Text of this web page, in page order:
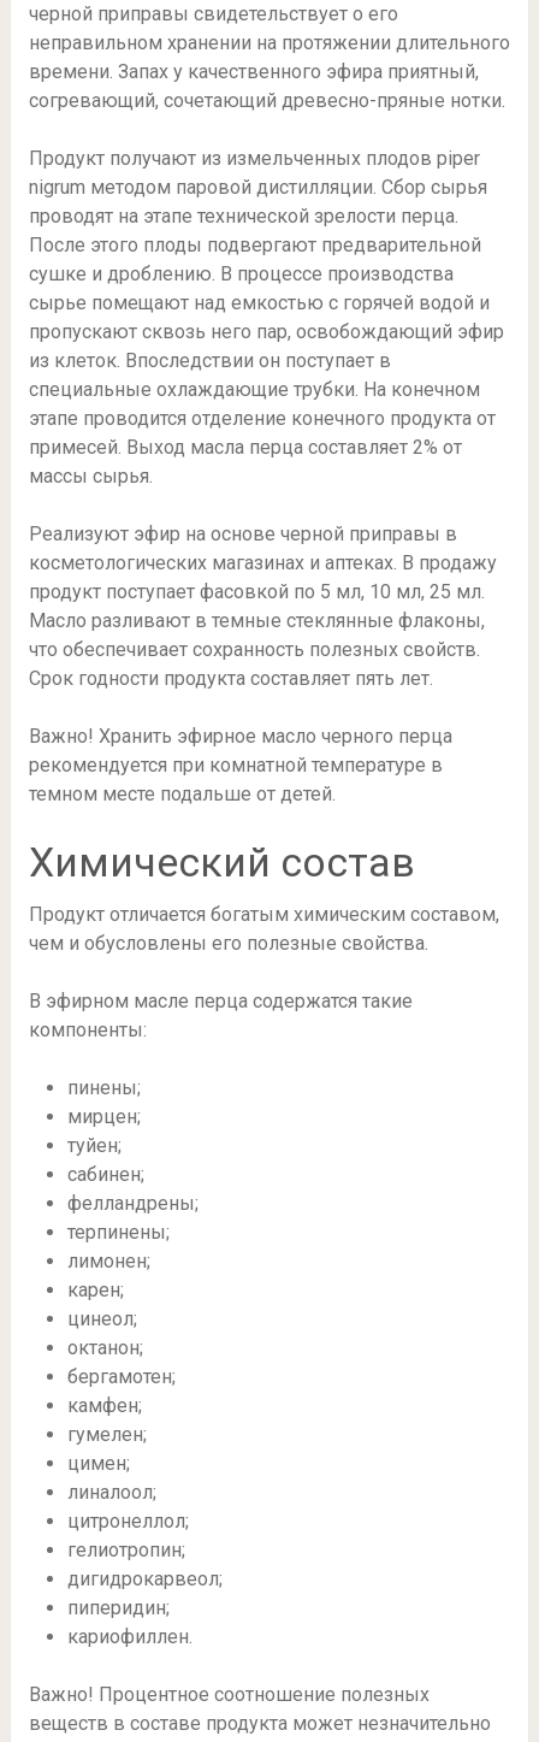
черной приправы свидетельствует о его
неправильном хранении на протяжении длительного
времени. Запах у качественного эфира приятный,
согревающий, сочетающий древесно-пряные нотки.
Продукт получают из измельченных плодов piper
nigrum методом паровой дистилляции. Сбор сырья
проводят на этапе технической зрелости перца.
После этого плоды подвергают предварительной
сушке и дроблению. В процессе производства
сырье помещают над емкостью с горячей водой и
пропускают сквозь него пар, освобождающий эфир
из клеток. Впоследствии он поступает в
специальные охлаждающие трубки. На конечном
этапе проводится отделение конечного продукта от
примесей. Выход масла перца составляет 2% от
массы сырья.
Реализуют эфир на основе черной приправы в
косметологических магазинах и аптеках. В продажу
продукт поступает фасовкой по 5 мл, 10 мл, 25 мл.
Масло разливают в темные стеклянные флаконы,
что обеспечивает сохранность полезных свойств.
Срок годности продукта составляет пять лет.
Важно! Хранить эфирное масло черного перца
рекомендуется при комнатной температуре в
темном месте подальше от детей.
Химический состав
Продукт отличается богатым химическим составом,
чем и обусловлены его полезные свойства.
В эфирном масле перца содержатся такие
компоненты:
пинены;
мирцен;
туйен;
сабинен;
фелландрены;
терпинены;
лимонен;
карен;
цинеол;
октанон;
бергамотен;
камфен;
гумелен;
цимен;
линалоол;
цитронеллол;
гелиотропин;
дигидрокарвеол;
пиперидин;
кариофиллен.
Важно! Процентное соотношение полезных
веществ в составе продукта может незначительно